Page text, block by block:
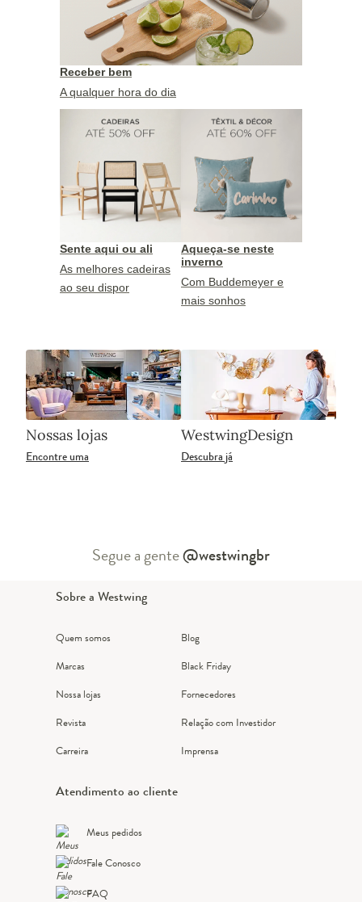
Receber bem
A qualquer hora do dia
Sente aqui ou ali
As melhores cadeiras
ao seu dispor
Aqueça-se neste
inverno
Com Buddemeyer e
mais sonhos
Nossas lojas
Encontre uma
WestwingDesign
Descubra já
Segue a gente@westwingbr
Sobre a Westwing
Quem somos
Marcas
Nossa lojas
Revista
Carreira
Blog
Black Friday
Fornecedores
Relação com Investidor
Imprensa
Atendimento ao cliente
Meus pedidos
Fale Conosco
FAQ